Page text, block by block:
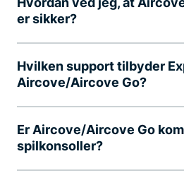
er sikker?
Hvilken support tilbyder
Aircove/Aircove Go?
Er Aircove/Aircove Go
spilkonsoller?